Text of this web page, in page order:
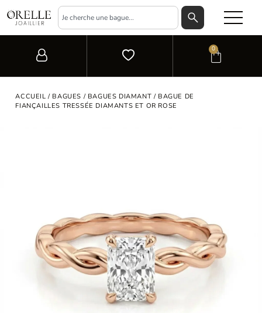
0
ACCUEIL / BAGUES / BAGUES DIAMANT / BAGUE DE
FIANÇAILLES TRESSÉE DIAMANTS ET OR ROSE